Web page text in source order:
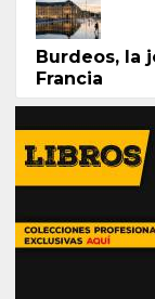
Burdeos, la
Francia